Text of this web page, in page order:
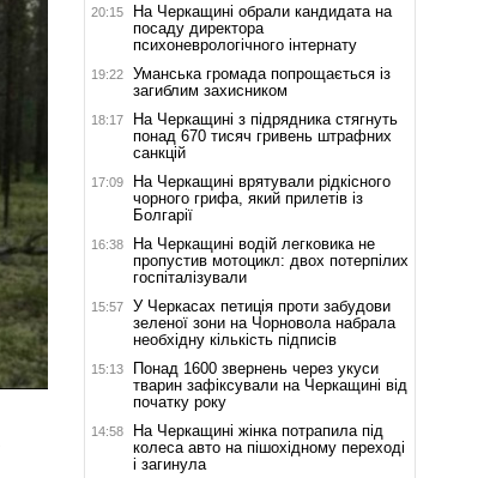
20:15
На Черкащині обрали кандидата на
посаду директора
психоневрологічного інтернату
19:22
Уманська громада попрощається із
загиблим захисником
18:17
На Черкащині з підрядника стягнуть
понад 670 тисяч гривень штрафних
санкцій
17:09
На Черкащині врятували рідкісного
чорного грифа, який прилетів із
Болгарії
16:38
На Черкащині водій легковика не
пропустив мотоцикл: двох потерпілих
госпіталізували
15:57
У Черкасах петиція проти забудови
зеленої зони на Чорновола набрала
необхідну кількість підписів
15:13
Понад 1600 звернень через укуси
тварин зафіксували на Черкащині від
початку року
14:58
На Черкащині жінка потрапила під
колеса авто на пішохідному переході
і загинула